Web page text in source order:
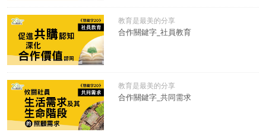
教育是最美的分享
合作關鍵字_社員教育
教育是最美的分享
合作關鍵字_共同需求